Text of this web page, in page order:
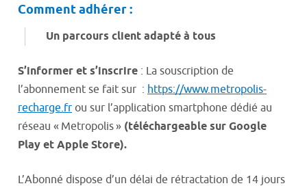
Comment adhérer :
Un parcours client adapté à tous
S’informer et s’inscrire : La souscription de
l’abonnement se fait sur : https://www.metropolis-
recharge.fr ou sur l’application smartphone dédié au
réseau « Metropolis » (téléchargeable sur Google
Play et Apple Store).
L’Abonné dispose d’un délai de rétractation de 14 jours